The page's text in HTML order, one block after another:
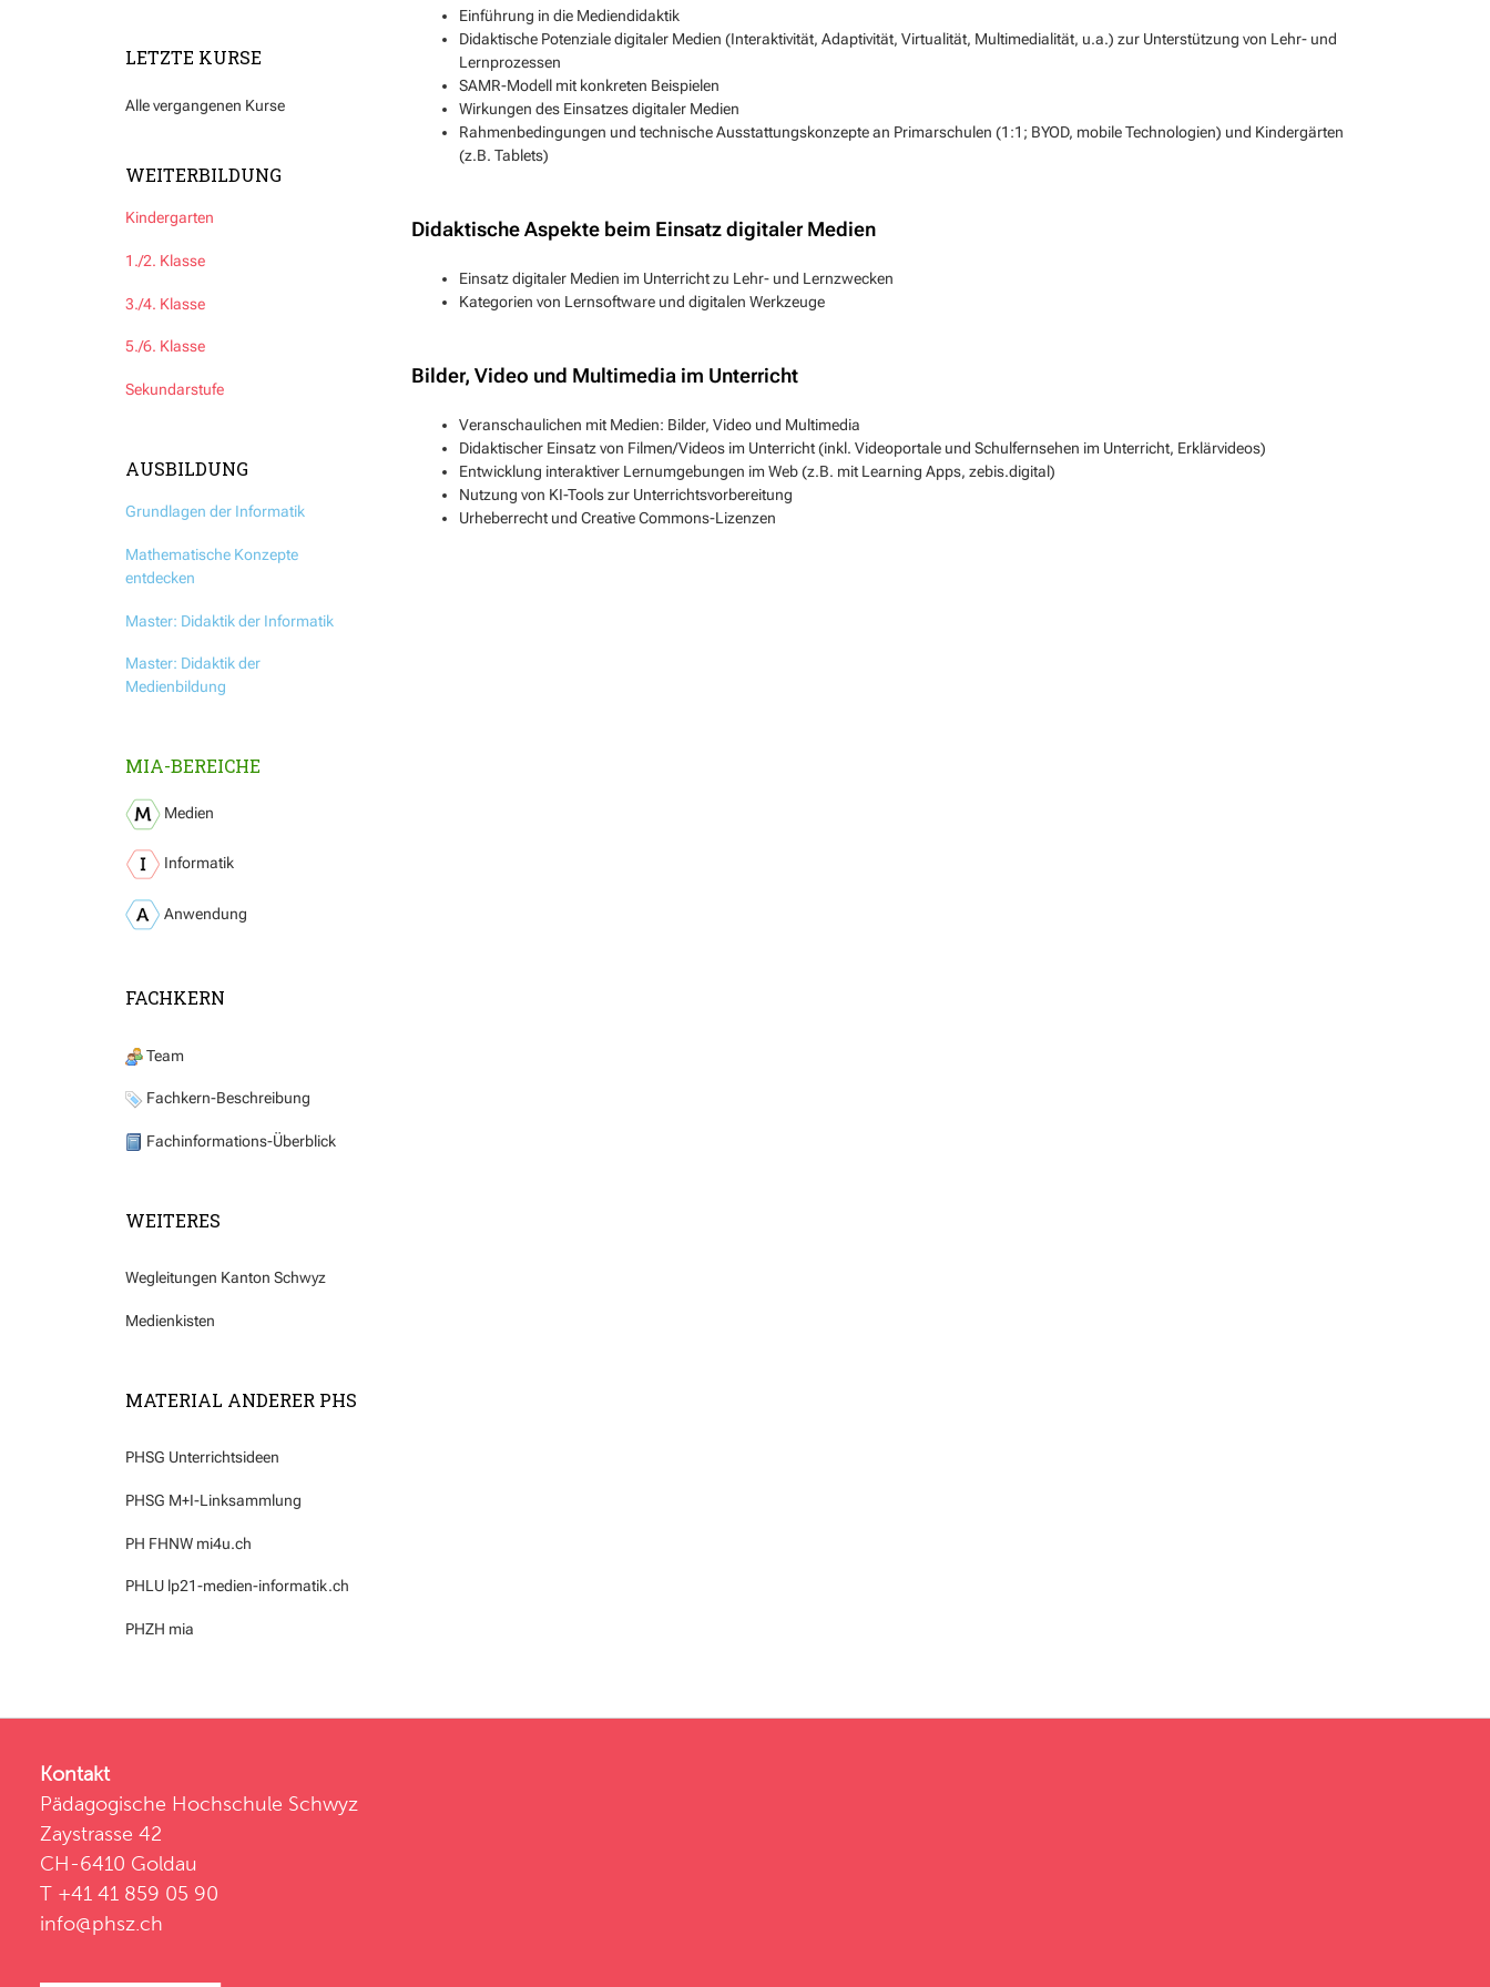
LETZTE KURSE
Alle vergangenen Kurse
WEITERBILDUNG
Kindergarten
1./2. Klasse
3./4. Klasse
5./6. Klasse
Sekundarstufe
AUSBILDUNG
Grundlagen der Informatik
Mathematische Konzepte
entdecken
Master: Didaktik der Informatik
Master: Didaktik der
Medienbildung
MIA-BEREICHE
Medien
Informatik
Anwendung
FACHKERN
Team
Fachkern-Beschreibung
Fachinformations-Überblick
WEITERES
Wegleitungen Kanton Schwyz
Medienkisten
MATERIAL ANDERER PHS
PHSG Unterrichtsideen
PHSG M+I-Linksammlung
PH FHNW mi4u.ch
PHLU lp21-medien-informatik.ch
PHZH mia
Einführung in die Mediendidaktik
Didaktische Potenziale digitaler Medien (Interaktivität, Adaptivität, Virtualität, Multimedialität, u.a.) zur Unterstützung von Lehr- und
Lernprozessen
SAMR-Modell mit konkreten Beispielen
Wirkungen des Einsatzes digitaler Medien
Rahmenbedingungen und technische Ausstattungskonzepte an Primarschulen (1:1; BYOD, mobile Technologien) und Kindergärten
(z.B. Tablets)
Didaktische Aspekte beim Einsatz digitaler Medien
Einsatz digitaler Medien im Unterricht zu Lehr- und Lernzwecken
Kategorien von Lernsoftware und digitalen Werkzeuge
Bilder, Video und Multimedia im Unterricht
Veranschaulichen mit Medien: Bilder, Video und Multimedia
Didaktischer Einsatz von Filmen/Videos im Unterricht (inkl. Videoportale und Schulfernsehen im Unterricht, Erklärvideos)
Entwicklung interaktiver Lernumgebungen im Web (z.B. mit Learning Apps, zebis.digital)
Nutzung von KI-Tools zur Unterrichtsvorbereitung
Urheberrecht und Creative Commons-Lizenzen
Kontakt
Pädagogische Hochschule Schwyz
Zaystrasse 42
CH-6410 Goldau
T +41 41 859 05 90
info@phsz.ch